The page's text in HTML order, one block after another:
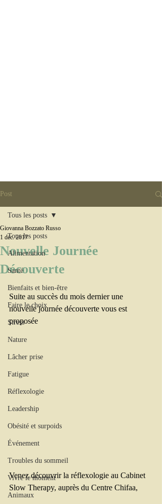
Post
Tous les posts
Alimentation
Santé
Bienfaits et bien-être
Faire le choix
Stress
Nature
Lâcher prise
Fatigue
Réflexologie
Leadership
Obésité et surpoids
Événement
Troubles du sommeil
Vivre le moment
Animaux
Tous les posts
Nouvelle Journée
Découverte
Giovanna Bozzato Russo
1 déc. 2017
Suite au succès du mois dernier une
nouvelle journée découverte vous est
proposée
Venez découvrir la réflexologie au Cabinet
Slow Therapy, auprès du Centre Chifaa,
​